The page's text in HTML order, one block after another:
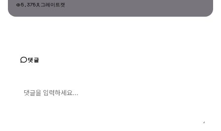
5,375 그레이트캣
댓글